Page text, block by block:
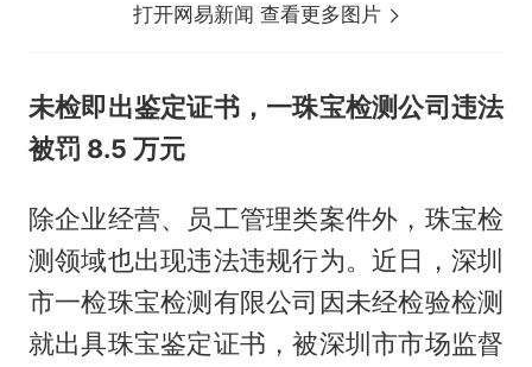
打开网易新闻 查看更多图片
未检即出鉴定证书，一珠宝检测公司违法
被罚 8.5 万元
除企业经营、员工管理类案件外，珠宝检
测领域也出现违法违规行为。近日，深圳
市一检珠宝检测有限公司因未经检验检测
就出具珠宝鉴定证书，被深圳市市场监督